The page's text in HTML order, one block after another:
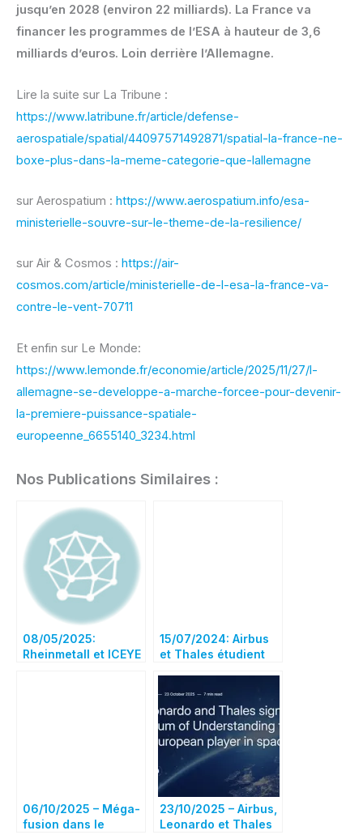
jusqu’en 2028 (environ 22 milliards). La France va
financer les programmes de l’ESA à hauteur de 3,6
milliards d’euros. Loin derrière l’Allemagne.
Lire la suite sur La Tribune :
https://www.latribune.fr/article/defense-
aerospatiale/spatial/44097571492871/spatial-la-france-ne-
boxe-plus-dans-la-meme-categorie-que-lallemagne
sur Aerospatium : https://www.aerospatium.info/esa-
ministerielle-souvre-sur-le-theme-de-la-resilience/
sur Air & Cosmos : https://air-
cosmos.com/article/ministerielle-de-l-esa-la-france-va-
contre-le-vent-70711
Et enfin sur Le Monde:
https://www.lemonde.fr/economie/article/2025/11/27/l-
allemagne-se-developpe-a-marche-forcee-pour-devenir-
la-premiere-puissance-spatiale-
europeenne_6655140_3234.html
Nos Publications Similaires :
08/05/2025:
Rheinmetall et ICEYE
15/07/2024: Airbus
et Thales étudient
de leurs activités
spatiales
06/10/2025 – Méga-
fusion dans le
23/10/2025 – Airbus,
Leonardo et Thales